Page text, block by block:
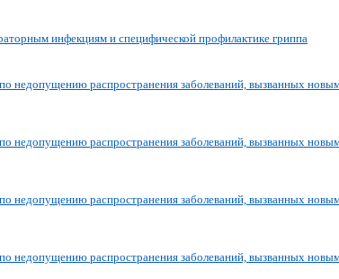
инфекциям и специфической профилактике гриппа
недопущению распространения заболеваний, вызванных
недопущению распространения заболеваний, вызванных
недопущению распространения заболеваний, вызванных
недопущению распространения заболеваний, вызванных